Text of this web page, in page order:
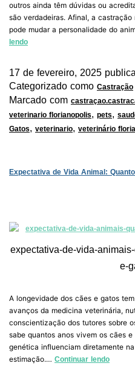
outros ainda têm dúvidas ou
são verdadeiras. Afinal, a
pode mudar a personalidade do
lendo
17 de fevereiro, 2025
Categorizado como Castração
Marcado com
veterinario florianopolis, pets,
Gatos, veterinario, veterinário
Expectativa de Vida Animal:
expectativa-de-vida-
e-
A longevidade dos cães e gatos
avanços da medicina veterinária,
conscientização dos tutores sobre
sabe quantos anos vivem os cães
genética influenciam diretamente
estimação.… Continuar lendo